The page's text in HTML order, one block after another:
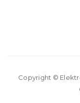
Copyright ©